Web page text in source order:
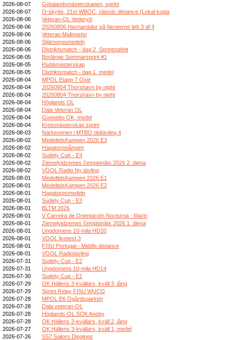
2026-08-07
Götalandsmästerskapen, sprint
2026-08-07
O-skytte, 21st WBOC, classic distance (Lokal kopia
2026-08-06
Veteran-OL Vederyd
2026-08-06
20260806 Havnardalur på færøerne løb 3 af 4
2026-08-06
Veteran Malingsbo
2026-08-06
Stjärnorpsmedeln
2026-08-06
Distriktsmatch - dag 2, Sprintstafett
2026-08-05
Borlänge Sommarsprint #1
2026-08-05
Klubbmästerskap
2026-08-05
Distriktsmatch - dag 1, medel
2026-08-04
MPOL Etapp 7 Oxie
2026-08-04
20260804 Thorshavn by night
2026-08-04
20260804 Thorshavn by night
2026-08-04
Höglands OL
2026-08-04
Dala Veteran OL
2026-08-04
Gunnebo OK, medel
2026-08-04
Kretsmästerskap sprint
2026-08-03
Närkeserien i MTBO deltävling 4
2026-08-02
MedeltidsKampen 2026 E3
2026-08-02
Hagatorpslången
2026-08-02
Sudety Cup - E4
2026-08-02
Ziemeļvidzemes čempionāts 2026 2. diena
2026-08-02
VÖOL Radio Ny tävling
2026-08-01
MedeltidsKampen 2026 E1
2026-08-01
MedeltidsKampen 2026 E2
2026-08-01
Hagatorpsmedeln
2026-08-01
Sudety Cup - E3
2026-08-01
BLTM 2026
2026-08-01
V Carreira de Orientación Nocturna - Marin
2026-08-01
Ziemeļvidzemes čempionāts 2026 1. diena
2026-08-01
Ungdomens 10-mila HD20
2026-08-01
VOOL livetest 3
2026-08-01
FISU Portugal - Middle distance
2026-08-01
VOOL Radiotävling
2026-07-31
Sudety Cup - E2
2026-07-31
Ungdomens 10-mila HD14
2026-07-30
Sudety Cup - E1
2026-07-29
OK Hällens 3-kvällars, kväll 3, lång
2026-07-29
Sprint Relay FISU WUCO
2026-07-28
MPOL E6 Ögårdsparken
2026-07-28
Dala veteran-OL
2026-07-28
Höglands-OL SOK Aneby
2026-07-28
OK Hällens 3-kvällars, kväll 2, lång
2026-07-27
OK Hällens 3-kvällars, kväll 1, medel
2026-07-26
SS7 Sailors Diggings